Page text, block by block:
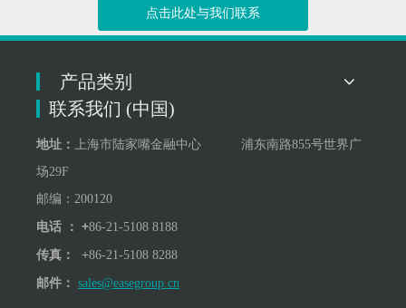
点击联系我们
点击此处与我们联系
产品类别
联系我们 (中国)
地址：
上海市陆家嘴金融中心 浦东南路855号世界广
场29F
邮编：200120
电话 ： +86-21-5108 8188
传真： +86-21-5108 8288
邮件： sales@easegroup.cn